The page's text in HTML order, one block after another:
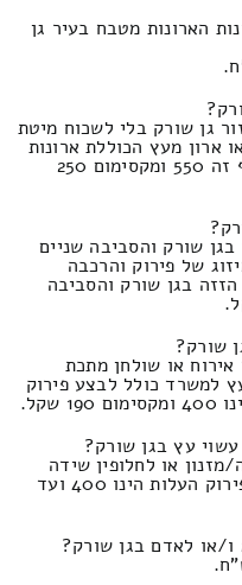
הארונות מטבח בעיר גן
גן שורק בלי לשכוח מיטת
ארון מעץ הכוללת ארונות
בסיפוח לבצע פירוק והרכבה התעריף זה 550 ומקסימום 250
שורק והסביבה שניים
של פירוק והרכבה
בגן שורק והסביבה
שורק?
או שולחן מתכת
למשרד כולל לבצע פירוק
עץ בגן שורק?
או לחלופין שידה
מקובעת גבס בתמזוגת של הרכבה ופירוק העלות הינו 400 ועד